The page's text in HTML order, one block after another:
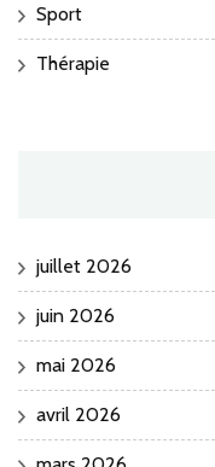
Sport
Thérapie
juillet 2026
juin 2026
mai 2026
avril 2026